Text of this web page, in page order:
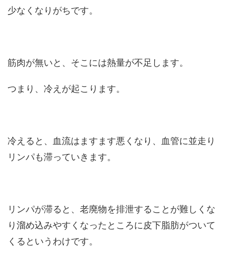
少なくなりがちです。
筋肉が無いと、そこには熱量が不足します。
つまり、冷えが起こります。
冷えると、血流はますます悪くなり、血管に並走り
リンパも滞っていきます。
リンパが滞ると、老廃物を排泄することが難しくな
り溜め込みやすくなったところに皮下脂肪がついて
くるというわけです。